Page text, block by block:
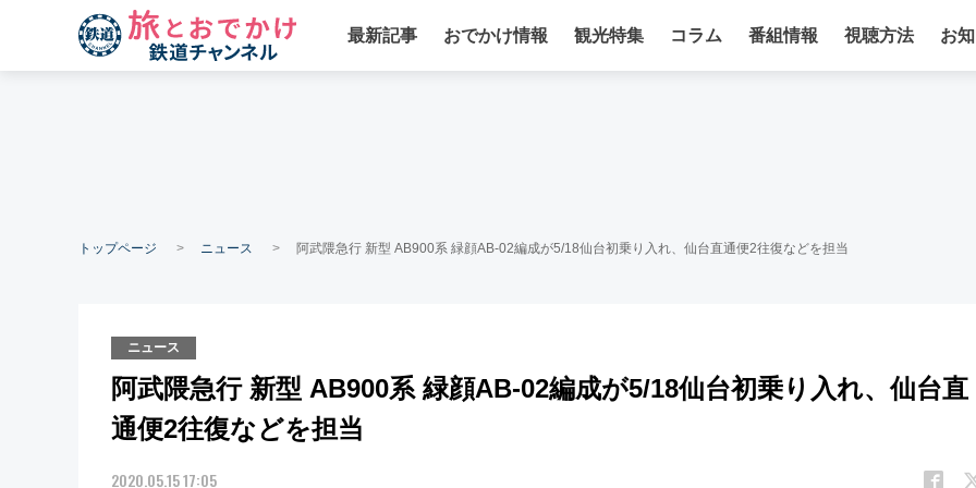
最新記事 おでかけ情報 観光特集 コラム 番組情報 視聴方法 お
トップページ ニュース 阿武隈急行 新型 AB900系 緑顔AB-02編成が5/18仙台初乗り入れ、仙台直通便2往復などを担当
ニュース
阿武隈急行 新型 AB900系 緑顔AB-02編成が5/18仙台初乗り入れ、仙台直
通便2往復などを担当
2020.05.15 17:05